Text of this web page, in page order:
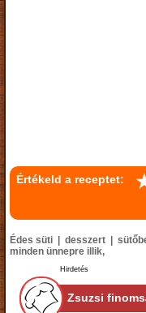
Értékeld a receptet:
Édes süti | desszert |
minden ünnepre illik,
Hirdetés
Zsuzsi